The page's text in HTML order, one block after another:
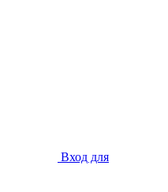
Вход для